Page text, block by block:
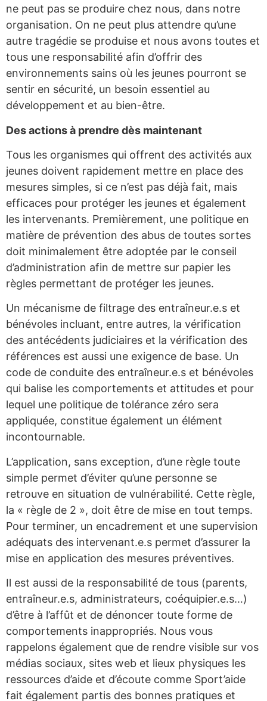
ne peut pas se produire chez nous, dans notre
organisation. On ne peut plus attendre qu’une
autre tragédie se produise et nous avons toutes et
tous une responsabilité afin d’offrir des
environnements sains où les jeunes pourront se
sentir en sécurité, un besoin essentiel au
développement et au bien-être.
Des actions à prendre dès maintenant
Tous les organismes qui offrent des activités aux
jeunes doivent rapidement mettre en place des
mesures simples, si ce n’est pas déjà fait, mais
efficaces pour protéger les jeunes et également
les intervenants. Premièrement, une politique en
matière de prévention des abus de toutes sortes
doit minimalement être adoptée par le conseil
d’administration afin de mettre sur papier les
règles permettant de protéger les jeunes.
Un mécanisme de filtrage des entraîneur.e.s et
bénévoles incluant, entre autres, la vérification
des antécédents judiciaires et la vérification des
références est aussi une exigence de base. Un
code de conduite des entraîneur.e.s et bénévoles
qui balise les comportements et attitudes et pour
lequel une politique de tolérance zéro sera
appliquée, constitue également un élément
incontournable.
L’application, sans exception, d’une règle toute
simple permet d’éviter qu’une personne se
retrouve en situation de vulnérabilité. Cette règle,
la « règle de 2 », doit être de mise en tout temps.
Pour terminer, un encadrement et une supervision
adéquats des intervenant.e.s permet d’assurer la
mise en application des mesures préventives.
Il est aussi de la responsabilité de tous (parents,
entraîneur.e.s, administrateurs, coéquipier.e.s…)
d’être à l’affût et de dénoncer toute forme de
comportements inappropriés. Nous vous
rappelons également que de rendre visible sur vos
médias sociaux, sites web et lieux physiques les
ressources d’aide et d’écoute comme Sport’aide
fait également partis des bonnes pratiques et